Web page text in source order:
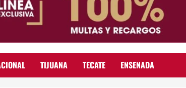
TIJUANA TECATE ENSENADA